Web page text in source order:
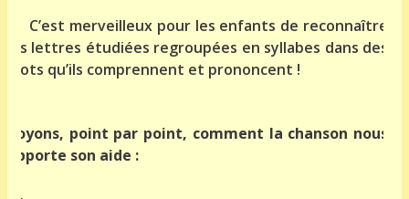
C’est merveilleux pour les enfants de reconnaître
les lettres étudiées regroupées en syllabes dans des
mots qu’ils comprennent et prononcent !
Voyons, point par point, comment la chanson nous
apporte son aide :